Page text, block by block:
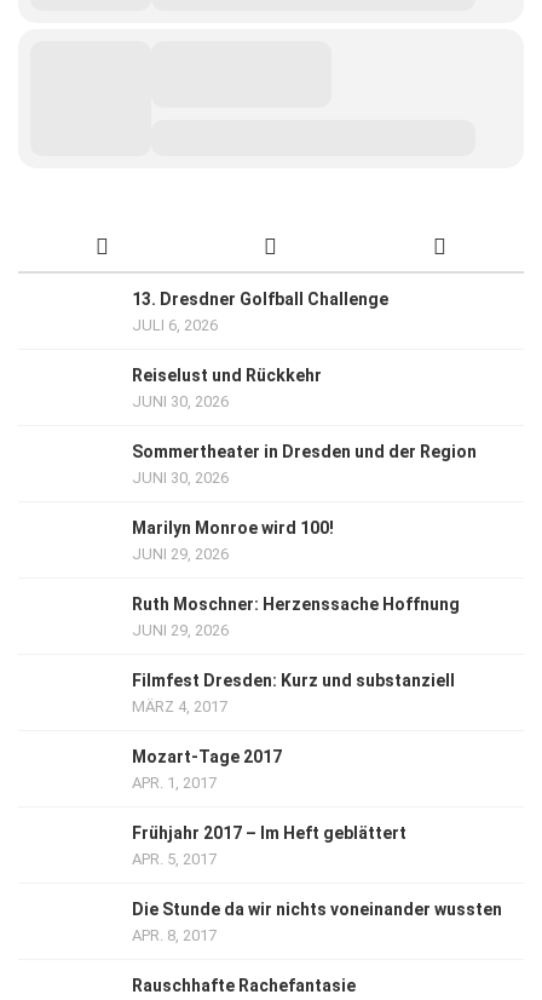
13. Dresdner Golfball Challenge
JULI 6, 2026
Reiselust und Rückkehr
JUNI 30, 2026
Sommertheater in Dresden und der Region
JUNI 30, 2026
Marilyn Monroe wird 100!
JUNI 29, 2026
Ruth Moschner: Herzenssache Hoffnung
JUNI 29, 2026
Filmfest Dresden: Kurz und substanziell
MÄRZ 4, 2017
Mozart-Tage 2017
APR. 1, 2017
Frühjahr 2017 – Im Heft geblättert
APR. 5, 2017
Die Stunde da wir nichts voneinander wussten
APR. 8, 2017
Rauschhafte Rachefantasie